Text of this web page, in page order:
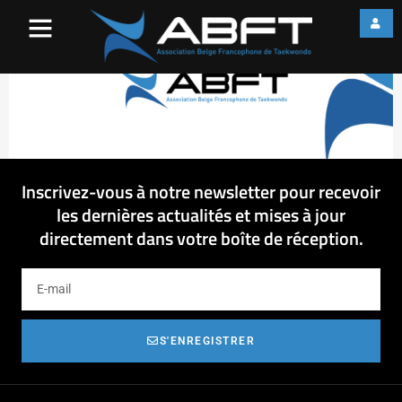
Inscrivez-vous à notre newsletter pour recevoir
les dernières actualités et mises à jour
directement dans votre boîte de réception.
S'ENREGISTRER